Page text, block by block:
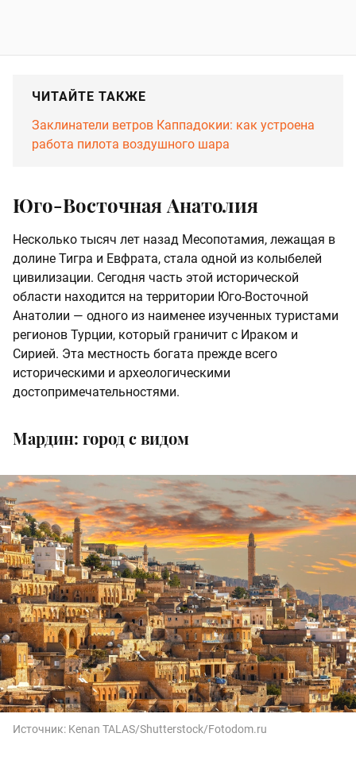
ЧИТАЙТЕ ТАКЖЕ
Заклинатели ветров Каппадокии: как устроена
работа пилота воздушного шара
Юго-Восточная Анатолия
Несколько тысяч лет назад Месопотамия, лежащая в
долине Тигра и Евфрата, стала одной из колыбелей
цивилизации. Сегодня часть этой исторической
области находится на территории Юго-Восточной
Анатолии — одного из наименее изученных туристами
регионов Турции, который граничит с Ираком и
Сирией. Эта местность богата прежде всего
историческими и археологическими
достопримечательностями.
Мардин: город с видом
Источник: Kenan TALAS/Shutterstock/Fotodom.ru